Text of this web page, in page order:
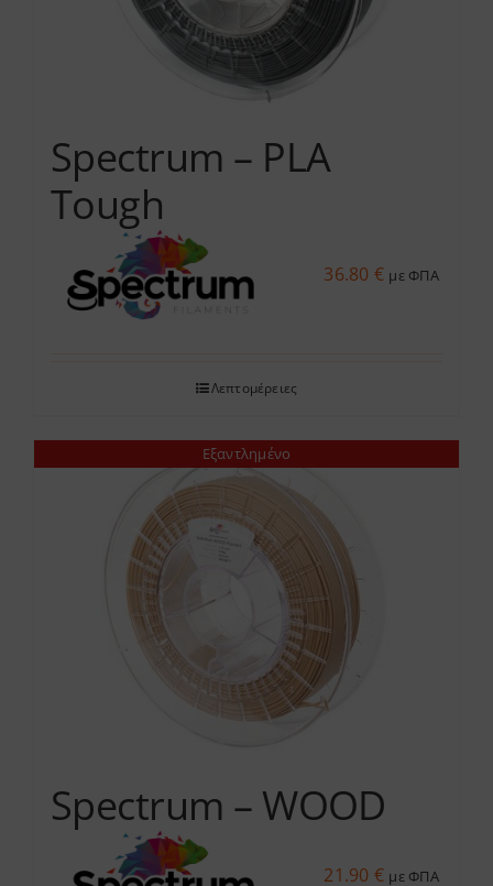
Spectrum – PLA
Tough
36.80 € με ΦΠΑ
Λεπτομέρειες
Εξαντλημένο
Spectrum – WOOD
21.90 € με ΦΠΑ